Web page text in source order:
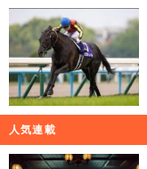
人気連載